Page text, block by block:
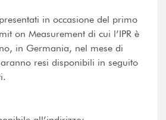
in occasione del primo
on Measurement di cui l’IPR è
in Germania, nel mese di
resi disponibili in seguito